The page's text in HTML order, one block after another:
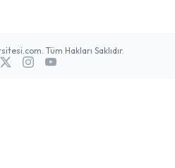
Tüm Hakları Saklıdır.